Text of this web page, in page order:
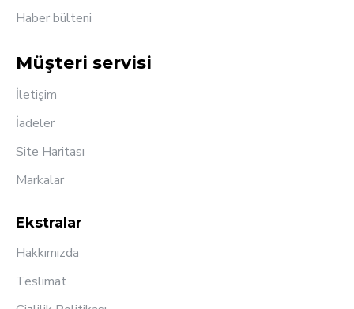
Haber bülteni
Müşteri servisi
İletişim
İadeler
Site Haritası
Markalar
Ekstralar
Hakkımızda
Teslimat